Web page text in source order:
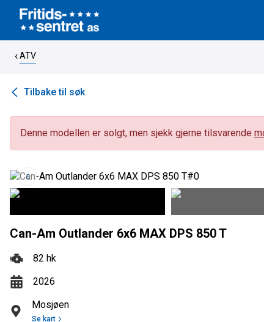
ATV
Tilbake til søk
Denne modellen er solgt, men sjekk gjerne tilsvarende
Can-Am Outlander 6x6 MAX DPS 850 T
82 hk
2026
Mosjøen
Se kart